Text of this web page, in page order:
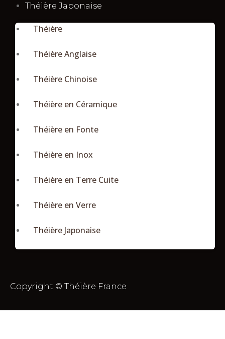
Théière Japonaise
Théière
Théière Anglaise
Théière Chinoise
Théière en Céramique
Théière en Fonte
Théière en Inox
Théière en Terre Cuite
Théière en Verre
Théière Japonaise
Copyright © Théière France